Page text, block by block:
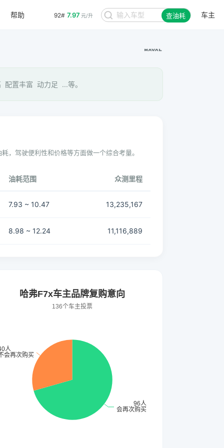
92# 7.97 元/升 查油耗 车主
帮助
配置丰富 动力足 ...等。
，驾驶便利性和价格等方面做一个综合考量。
油耗范围 众测里程
7.93 ~ 10.47 13,235,167
8.98 ~ 12.24 11,116,889